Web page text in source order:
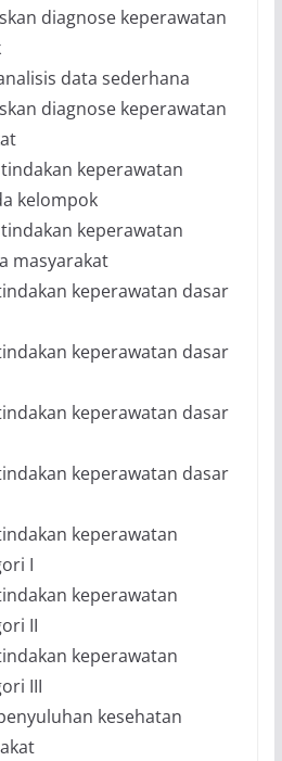
diagnose keperawatan
data sederhana
diagnose keperawatan
keperawatan
kelompok
keperawatan
masyarakat
keperawatan dasar
keperawatan dasar
keperawatan dasar
keperawatan dasar
keperawatan
I
keperawatan
II
keperawatan
III
kesehatan